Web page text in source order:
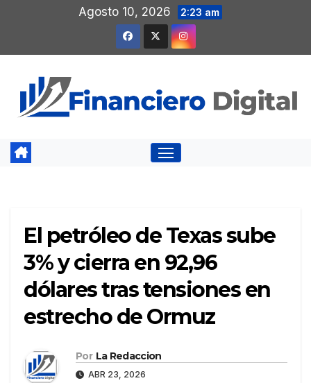
contenido
Agosto 10, 2026 2:23 am
El petróleo de Texas sube
3% y cierra en 92,96
dólares tras tensiones en
estrecho de Ormuz
Por La Redaccion
ABR 23, 2026